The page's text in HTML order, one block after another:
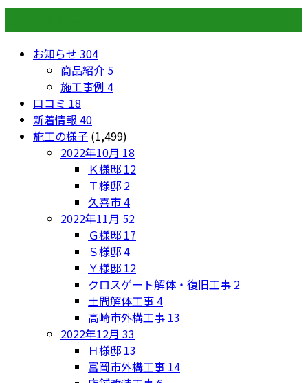
お知らせ 304
商品紹介 5
施工事例 4
口コミ 18
新着情報 40
施工の様子 (1,499)
2022年10月 18
Ｋ様邸 12
Ｔ様邸 2
久喜市4
2022年11月 52
Ｇ様邸 17
Ｓ様邸4
Ｙ様邸 12
クロスゲート解体・復旧工事 2
土間解体工事4
高崎市外構工事 13
2022年12月 33
Ｈ様邸 13
富岡市外構工事 14